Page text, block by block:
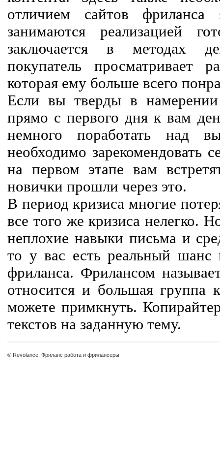
отличием сайтов
занимаются реализацией
заключается в методах
покупатель просматривает
которая ему больше всего
Если вы тверды в
прямо с первого дня к вам
немного поработать над
необходимо зарекомендовать
на первом этапе вам
новички прошли через это.
В период кризиса многие
все того же кризиса нелегко.
неплохие навыки письма и
то у вас есть реальный шанс
фриланса. Фрилансом
относится и большая группа
можете примкнуть.
текстов на заданную тему.
© Revolance, Фриланс работа и фрилансеры